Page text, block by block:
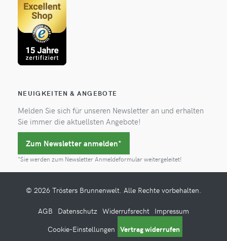
NEUIGKEITEN & ANGEBOTE
Melden Sie sich für unseren Newsletter an und erhalten
Sie immer die aktuellsten Angebote!
Zum Newsletter anmelden*
*Sie werden zum Newsletter Anmeldeformular weitergeleitet!
© 2026 Trösters Brunnenwelt. Alle Rechte vorbehalten.
AGB Datenschutz Widerrufsrecht Impressum
Cookie-Einstellungen Vertrag widerrufen